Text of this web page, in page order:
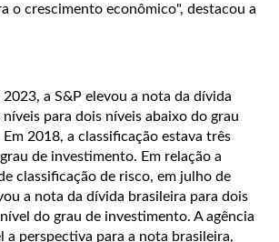
o crescimento econômico", destacou a
2023, a S&P elevou a nota da dívida
para dois níveis abaixo do grau
2018, a classificação estava três
de investimento. Em relação a
classificação de risco, em julho de
a nota da dívida brasileira para dois
do grau de investimento. A agência
a perspectiva para a nota brasileira,